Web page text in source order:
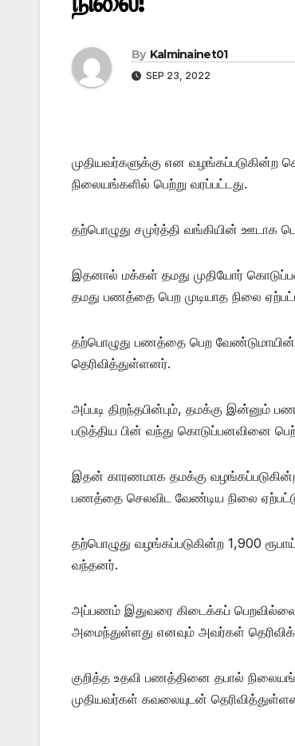
By Kalminainet01
SEP 23, 2022
முதியவர்களுக்கு என வழங்கப்படுகின்ற
நிலையங்களில் பெற்று வரப்பட்டது.
தற்பொழுது சமுர்த்தி வங்கியின் ஊடாக
இதனால் மக்கள் தமது முதியோர்
தமது பணத்தை பெற முடியாத நிலை
தற்பொழுது பணத்தை பெற
தெரிவித்துள்ளனர்.
அப்படி திறந்தபின்பும், தமக்கு இன்னும்
படுத்திய பின் வந்து கொடுப்பனவினை
இதன் காரணமாக தமக்கு
பணத்தை செலவிட வேண்டிய நிலை
தற்பொழுது வழங்கப்படுகின்ற 1,900
வந்தனர்.
அப்பணம் இதுவரை கிடைக்கப்
அமைந்துள்ளது எனவும் அவர்கள்
குறித்த உதவி பணத்தினை தபால்
முதியவர்கள் கவலையுடன்